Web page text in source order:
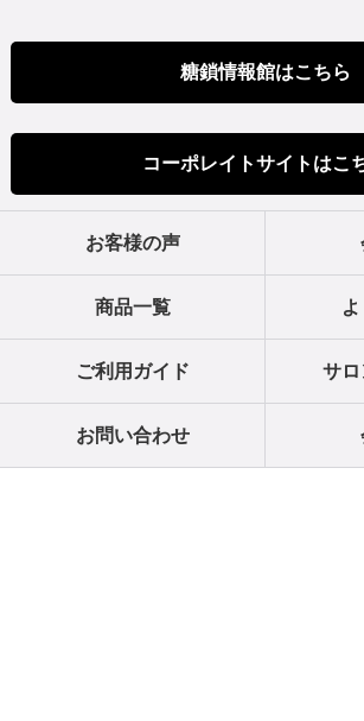
糖鎖情報館はこちら
コーポレイトサイトはこ
お客様の声
商品一覧
ご利用ガイド サロ
お問い合わせ